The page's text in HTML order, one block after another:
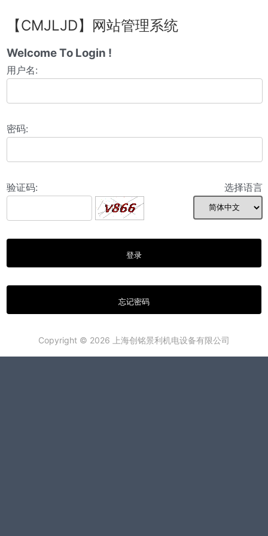
【CMJLJD】网站管理系统
Welcome To Login !
用户名:
密码:
验证码: 选择语言
Copyright © 2026 上海创铭景利机电设备有限公司